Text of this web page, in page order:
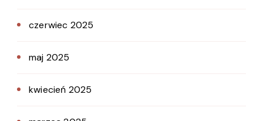
czerwiec 2025
maj 2025
kwiecień 2025